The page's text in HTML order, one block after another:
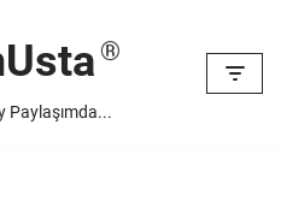
Paylaşımda...